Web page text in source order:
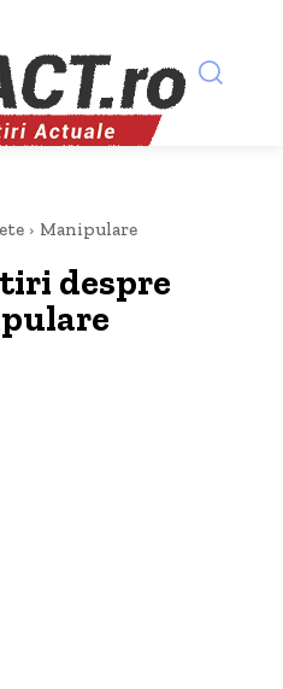
Manipulare
despre